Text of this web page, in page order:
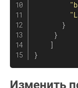
}
}
]
}
Изменить